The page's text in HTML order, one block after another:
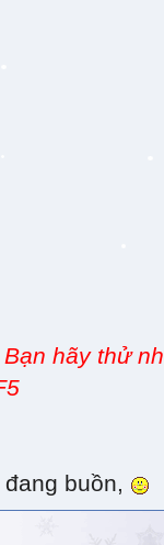
hãy thử
buồn,